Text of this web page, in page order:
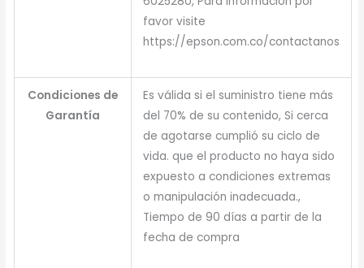
favor visite
https://epson.com.co/contactanos
Condiciones de
Garantía
Es válida si el suministro tiene más
del 70% de su contenido, Si cerca
de agotarse cumplió su ciclo de
vida. que el producto no haya sido
expuesto a condiciones extremas
o manipulación inadecuada.,
Tiempo de 90 días a partir de la
fecha de compra